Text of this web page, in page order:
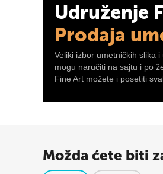
Udruženje
Prodaja
Veliki izbor umetničkih slika
mogu naručiti na sajtu i po
Fine Art možete i posetiti
Možda ćete biti